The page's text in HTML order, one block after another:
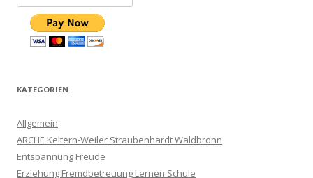
KATEGORIEN
Allgemein
ARCHE Keltern-Weiler Straubenhardt Waldbronn
Entspannung Freude
Erziehung Fremdbetreuung Lernen Schule